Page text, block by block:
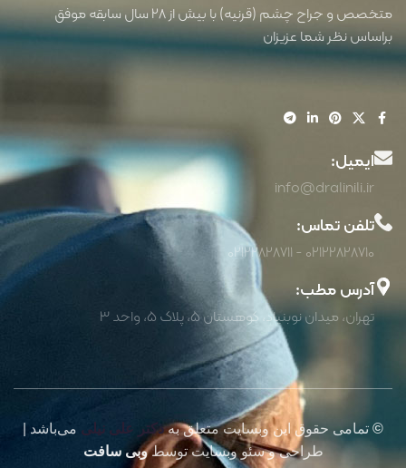
متخصص و جراح چشم (قرنیه) با بیش از 28 سال سابقه موفق
براساس نظر شما عزیزان
ایمیل:
info@dralinili.ir
تلفن تماس:
02122828710 - 02122828711
آدرس مطب:
تهران، میدان نوبنیاد، کوهستان 5، پلاک 5، واحد 3
© تمامی حقوق این وبسایت متعلق بهدکتر علی نیلی می‌باشد |
طراحی و سئو وبسایت توسطوبی سافت